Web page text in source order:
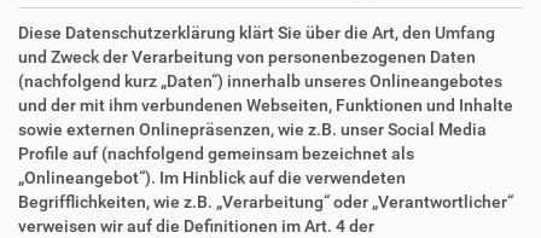
Diese Datenschutzerklärung klärt Sie über die Art, den Umfang
und Zweck der Verarbeitung von personenbezogenen Daten
(nachfolgend kurz „Daten“) innerhalb unseres Onlineangebotes
und der mit ihm verbundenen Webseiten, Funktionen und Inhalte
sowie externen Onlinepräsenzen, wie z.B. unser Social Media
Profile auf (nachfolgend gemeinsam bezeichnet als
„Onlineangebot“). Im Hinblick auf die verwendeten
Begrifflichkeiten, wie z.B. „Verarbeitung“ oder „Verantwortlicher“
verweisen wir auf die Definitionen im Art. 4 der